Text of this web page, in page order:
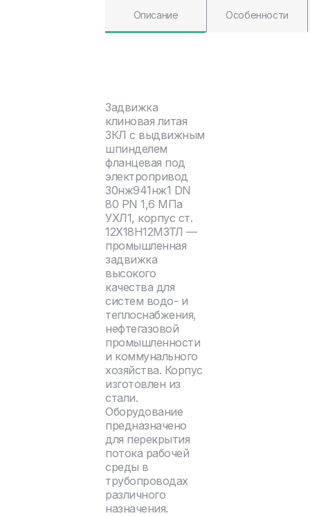
Описание Особенности
Задвижка
клиновая литая
ЗКЛ с выдвижным
шпинделем
фланцевая под
электропривод
30нж941нж1 DN
80 PN 1,6 МПа
УХЛ1, корпус ст.
12Х18Н12М3ТЛ —
промышленная
задвижка
высокого
качества для
систем водо- и
теплоснабжения,
нефтегазовой
промышленности
и коммунального
хозяйства. Корпус
изготовлен из
стали.
Оборудование
предназначено
для перекрытия
потока рабочей
среды в
трубопроводах
различного
назначения.